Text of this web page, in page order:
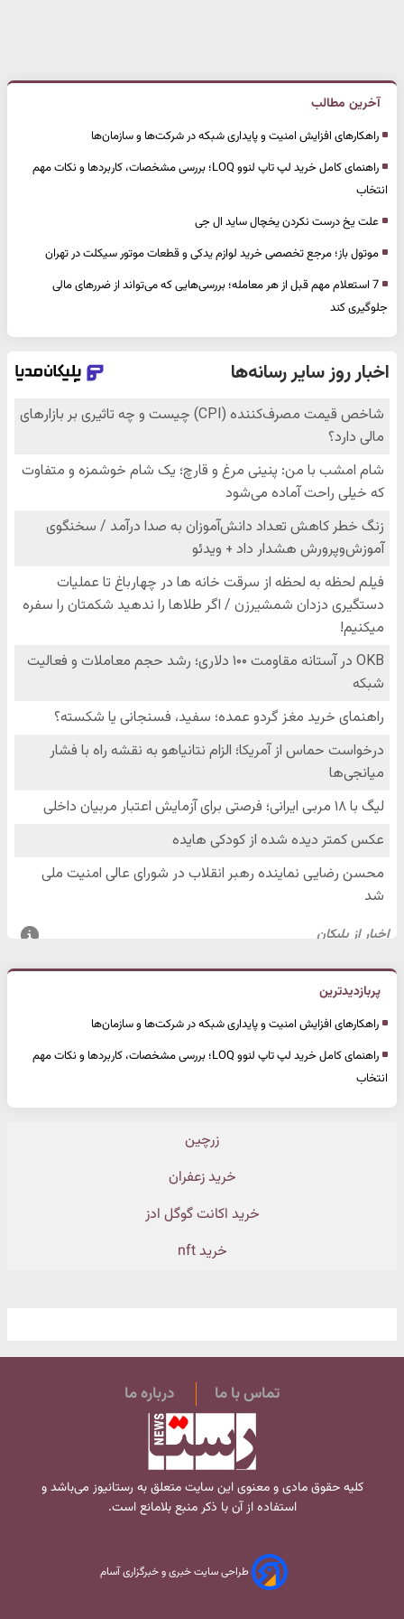
آخرین مطالب
راهکارهای افزایش امنیت و پایداری شبکه در شرکت‌ها و سازمان‌ها
راهنمای کامل خرید لپ تاپ لنوو LOQ؛ بررسی مشخصات، کاربردها و نکات مهم
انتخاب
علت یخ درست نکردن یخچال ساید ال جی
موتول باز؛ مرجع تخصصی خرید لوازم یدکی و قطعات موتور سیکلت در تهران
7 استعلام مهم قبل از هر معامله؛ بررسی‌هایی که می‌تواند از ضررهای مالی
جلوگیری کند
پربازدیدترین
راهکارهای افزایش امنیت و پایداری شبکه در شرکت‌ها و سازمان‌ها
راهنمای کامل خرید لپ تاپ لنوو LOQ؛ بررسی مشخصات، کاربردها و نکات مهم
انتخاب
زرچین
خرید زعفران
خرید اکانت گوگل ادز
خرید nft
تماس با ما درباره ما
کلیه حقوق مادی و معنوی این سایت متعلق به رستانیوز می‌باشد و
استفاده از آن با ذکر منبع بلامانع است.
طراحی سایت خبری و خبرگزاری آسام